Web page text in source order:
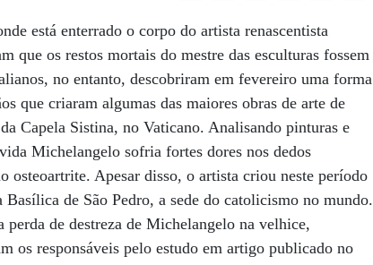
está enterrado o corpo do artista renascentista
os restos mortais do mestre das esculturas fossem
no entanto, descobriram em fevereiro uma forma
que criaram algumas das maiores obras de arte de
Capela Sistina, no Vaticano. Analisando pinturas e
Michelangelo sofria fortes dores nos dedos
osteoartrite. Apesar disso, o artista criou neste período
de São Pedro, a sede do catolicismo no mundo.
de destreza de Michelangelo na velhice,
os responsáveis pelo estudo em artigo publicado no